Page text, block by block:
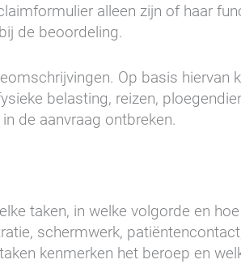
alleen zijn of haar
de beoordeling.
Op basis hiervan
belasting, reizen,
de aanvraag ontbreken.
taken, in welke volgorde en
schermwerk,
kenmerken het beroep en